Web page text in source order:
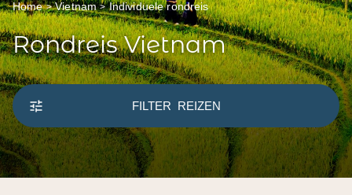
Home Vietnam Individuele rondreis
Rondreis Vietnam
FILTER REIZEN